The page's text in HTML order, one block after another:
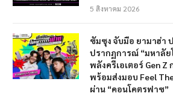
5 สิงหาคม 2026
ซัมซุง จับมือ ยามาฮ่า
ปรากฏการณ์ “มหาลั
พลังครีเอเตอร์ Gen Z
พร้อมส่งมอบ Feel
ผ่าน “คอนโคตรฟาซ”